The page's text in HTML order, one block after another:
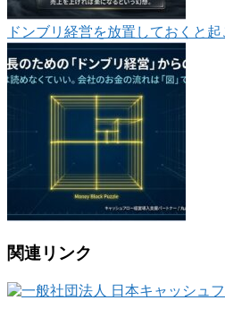
ドンブリ経営を放置しておくと
関連リンク